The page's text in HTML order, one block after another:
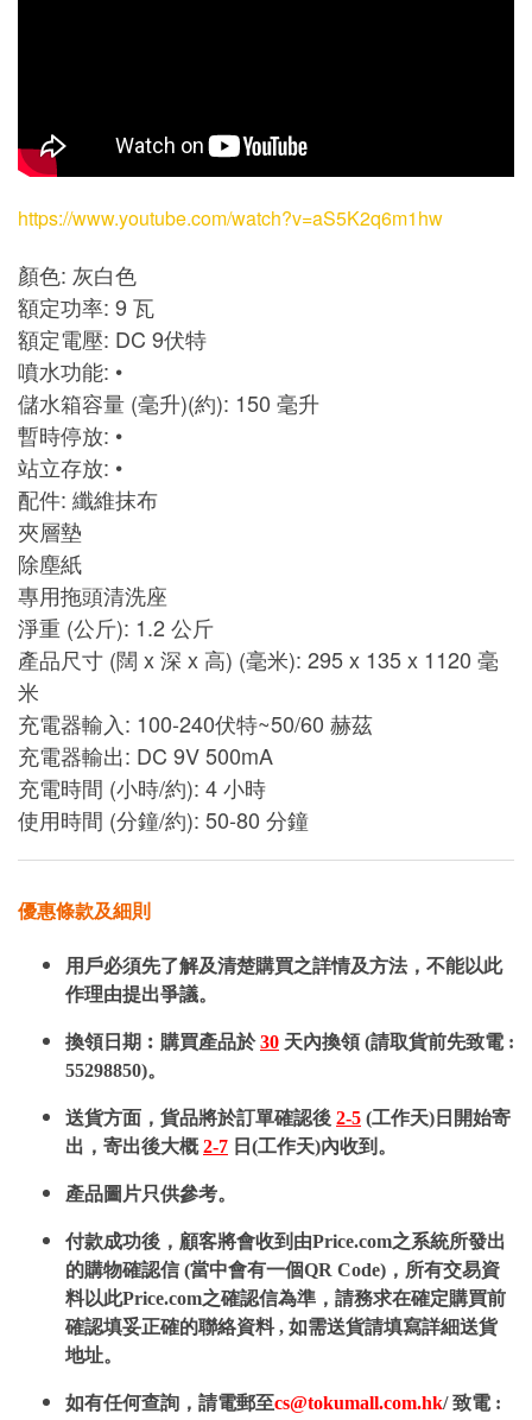
https://www.youtube.com/watch?v=aS5K2q6m1hw
顏色: 灰白色
額定功率: 9 瓦
額定電壓: DC 9伏特
噴水功能: •
儲水箱容量 (毫升)(約): 150 毫升
暫時停放: •
站立存放: •
配件: 纖維抹布
夾層墊
除塵紙
專用拖頭清洗座
淨重 (公斤): 1.2 公斤
產品尺寸 (闊 x 深 x 高) (毫米): 295 x 135 x 1120 毫
米
充電器輸入: 100-240伏特~50/60 赫茲
充電器輸出: DC 9V 500mA
充電時間 (小時/約): 4 小時
使用時間 (分鐘/約): 50-80 分鐘
優惠條款及細則
用戶必須先了解及清楚購買之詳情及方法，不能以此
作理由提出爭議。
換領日期︰購買產品於30 天內換領 (請取貨前先致電 :
55298850)。
送貨方面，貨品將於訂單確認後 2-5 (工作天)日開始寄
出，寄出後大概2-7 日(工作天)內收到。
產品圖片只供參考。
付款成功後，顧客將會收到由Price.com之系統所發出
的購物確認信 (當中會有一個QR Code)，所有交易資
料以此Price.com之確認信為準，請務求在確定購買前
確認填妥正確的聯絡資料 , 如需送貨請填寫詳細送貨
地址。
如有任何查詢，請電郵至cs@tokumall.com.hk/ 致電 :